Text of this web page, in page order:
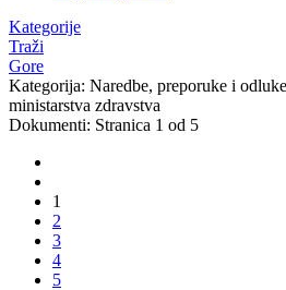
Kategorije
Traži
Gore
Kategorija: Naredbe, preporuke i
ministarstva zdravstva
Dokumenti: Stranica 1 od 5
1
2
3
4
5